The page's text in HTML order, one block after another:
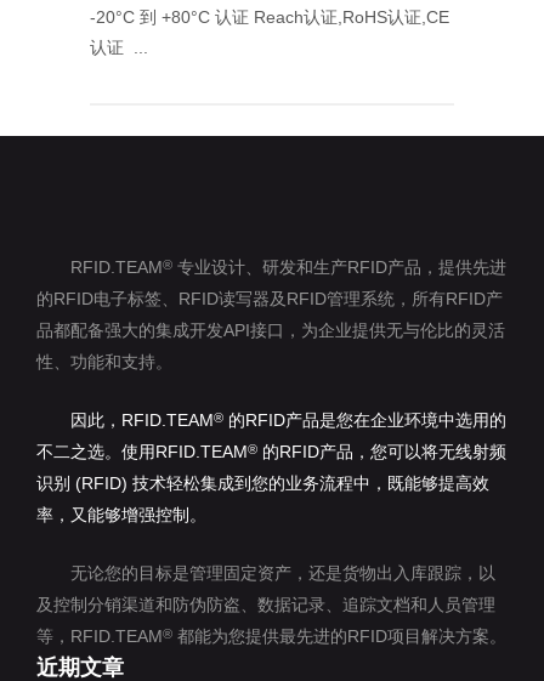
-20°C 到 +80°C 认证 Reach认证,RoHS认证,CE
认证 ...
RFID.TEAM® 专业设计、研发和生产RFID产品，提供先进
的RFID电子标签、RFID读写器及RFID管理系统，所有RFID产
品都配备强大的集成开发API接口，为企业提供无与伦比的灵活
性、功能和支持。
因此，RFID.TEAM® 的RFID产品是您在企业环境中选用的
不二之选。使用RFID.TEAM® 的RFID产品，您可以将无线射频
识别 (RFID) 技术轻松集成到您的业务流程中，既能够提高效
率，又能够增强控制。
无论您的目标是管理固定资产，还是货物出入库跟踪，以
及控制分销渠道和防伪防盗、数据记录、追踪文档和人员管理
等，RFID.TEAM® 都能为您提供最先进的RFID项目解决方案。
近期文章